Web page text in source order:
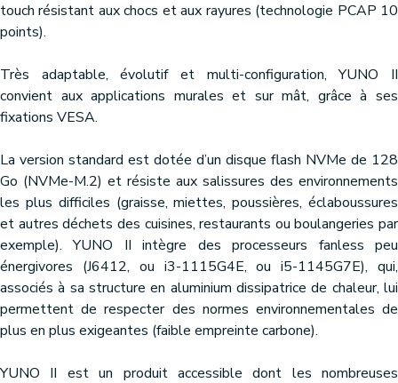
touch résistant aux chocs et aux rayures (technologie PCAP 10
points).
Très adaptable, évolutif et multi-configuration, YUNO II
convient aux applications murales et sur mât, grâce à ses
fixations VESA.
La version standard est dotée d’un disque flash NVMe de 128
Go (NVMe-M.2) et résiste aux salissures des environnements
les plus difficiles (graisse, miettes, poussières, éclaboussures
et autres déchets des cuisines, restaurants ou boulangeries par
exemple). YUNO II intègre des processeurs fanless peu
énergivores (J6412, ou i3-1115G4E, ou i5-1145G7E), qui,
associés à sa structure en aluminium dissipatrice de chaleur, lui
permettent de respecter des normes environnementales de
plus en plus exigeantes (faible empreinte carbone).
YUNO II est un produit accessible dont les nombreuses